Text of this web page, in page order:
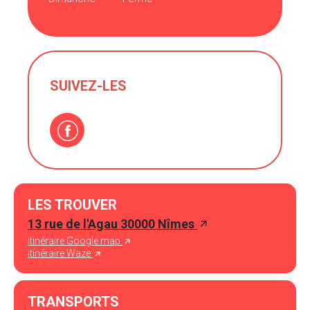
SUIVEZ-LES
LES TROUVER
13 rue de l'Agau 30000 Nîmes
itinéraire Google map
itinéraire Waze
TRANSPORTS